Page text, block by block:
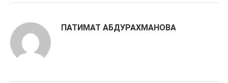
ПАТИМАТ АБДУРАХМАНОВА